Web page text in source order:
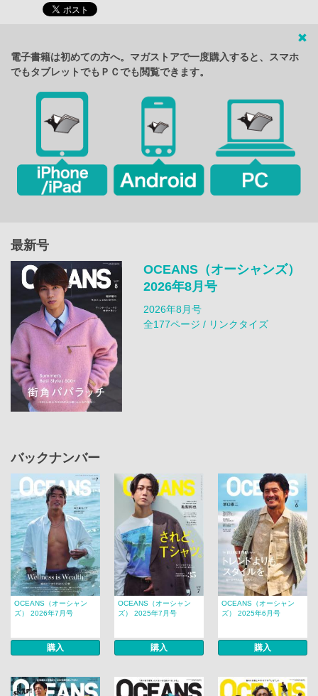
電子書籍は初めての方へ。マガストアで一度購入すると、スマホ
でもタブレットでもＰＣでも閲覧できます。
最新号
OCEANS（オーシャンズ）
2026年8月号
2026年8月号
全177ページ / リンクタイズ
バックナンバー
OCEANS（オーシャン
ズ） 2026年7月号
購入
OCEANS（オーシャン
ズ） 2025年7月号
購入
OCEANS（オーシャン
ズ） 2025年6月号
購入